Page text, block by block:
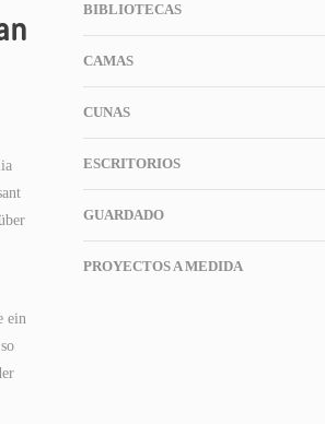
ein
BIBLIOTECAS
CAMAS
CUNAS
ESCRITORIOS
GUARDADO
PROYECTOS A MEDIDA